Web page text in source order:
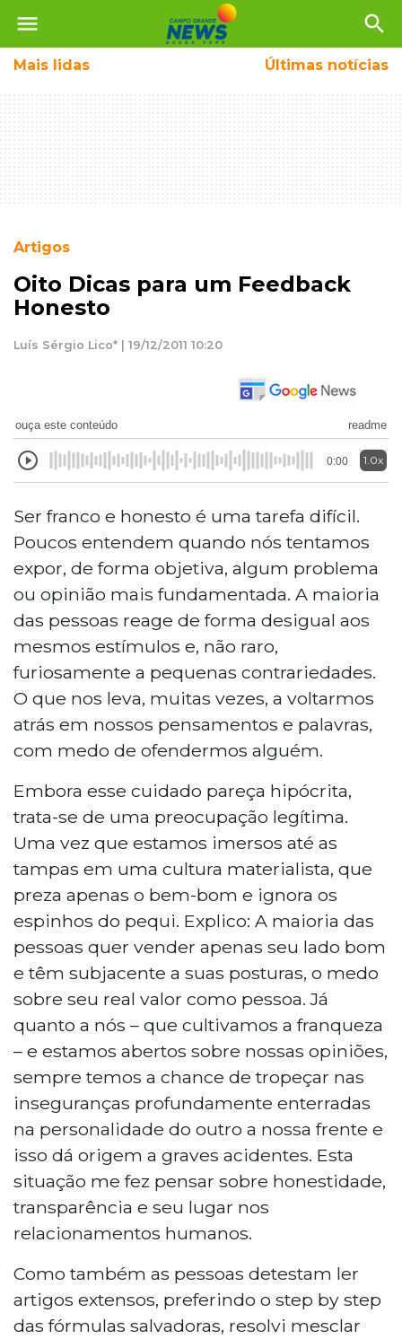
menu search
Mais lidas Últimas notícias
Artigos
Oito Dicas para um Feedback
Honesto
Luís Sérgio Lico* | 19/12/2011 10:20
ouça este conteúdo readme
0:00 1.0x
Ser franco e honesto é uma tarefa difícil.
Poucos entendem quando nós tentamos
expor, de forma objetiva, algum problema
ou opinião mais fundamentada. A maioria
das pessoas reage de forma desigual aos
mesmos estímulos e, não raro,
furiosamente a pequenas contrariedades.
O que nos leva, muitas vezes, a voltarmos
atrás em nossos pensamentos e palavras,
com medo de ofendermos alguém.
Embora esse cuidado pareça hipócrita,
trata-se de uma preocupação legítima.
Uma vez que estamos imersos até as
tampas em uma cultura materialista, que
preza apenas o bem-bom e ignora os
espinhos do pequi. Explico: A maioria das
pessoas quer vender apenas seu lado bom
e têm subjacente a suas posturas, o medo
sobre seu real valor como pessoa. Já
quanto a nós – que cultivamos a franqueza
– e estamos abertos sobre nossas opiniões,
sempre temos a chance de tropeçar nas
inseguranças profundamente enterradas
na personalidade do outro a nossa frente e
isso dá origem a graves acidentes. Esta
situação me fez pensar sobre honestidade,
transparência e seu lugar nos
relacionamentos humanos.
Como também as pessoas detestam ler
artigos extensos, preferindo o step by step
das fórmulas salvadoras, resolvi mesclar